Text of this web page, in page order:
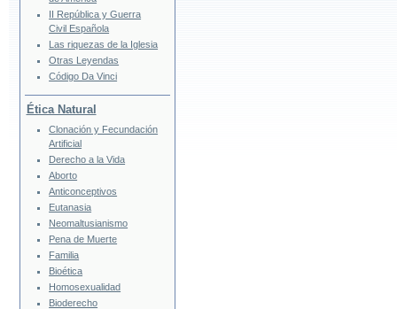
II República y Guerra
Civil Española
Las riquezas de la Iglesia
Otras Leyendas
Código Da Vinci
Ética Natural
Clonación y Fecundación
Artificial
Derecho a la Vida
Aborto
Anticonceptivos
Eutanasia
Neomaltusianismo
Pena de Muerte
Familia
Bioética
Homosexualidad
Bioderecho